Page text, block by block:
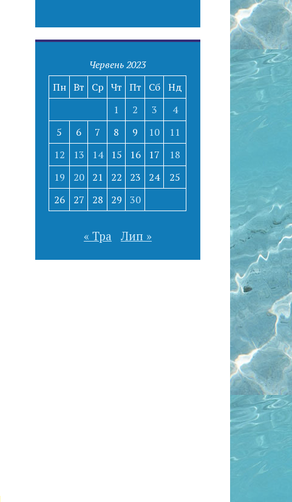
Червень 2023
Пн Вт Ср Чт Пт Сб Нд
1
2 3
4
5
6 7 8 9 10
11
12
13 14 15 16 17
18
19
20 21 22 23 24
25
26
27 28 29 30
« Тра Лип »